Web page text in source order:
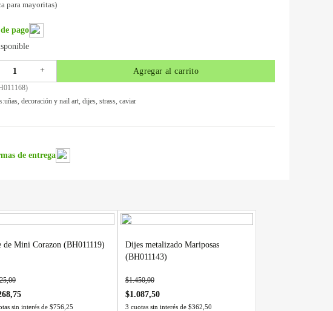
para mayoritas)
pago
+ Agregar al carrito
)
uñas, decoración y nail art, dijes, strass, caviar
de entrega
de Mini Corazon (BH011119)
sin interés de $756,25
Dijes metalizado Mariposas
(BH011143)
$1.450,00
$1.087,50
3 cuotas sin interés de $362,50